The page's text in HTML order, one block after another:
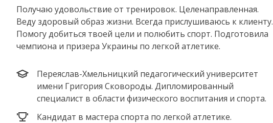
Получаю удовольствие от тренировок. Целенаправленная.
Веду здоровый образ жизни. Всегда прислушиваюсь к клиенту.
Помогу добиться твоей цели и полюбить спорт. Подготовила
чемпиона и призера Украины по легкой атлетике.
Переяслав-Хмельницкий педагогический университет
имени Григория Сковороды. Дипломированный
специалист в области физического воспитания и спорта.
Кандидат в мастера спорта по легкой атлетике.